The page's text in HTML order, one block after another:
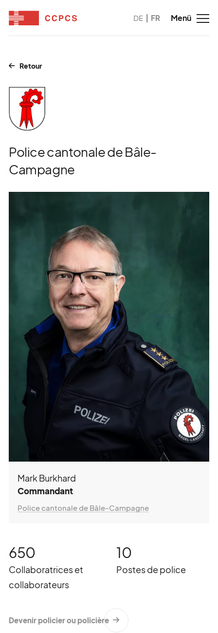
+41 (0)31 512 87 20
DE FR
Retour
Police cantonale de Bâle-
Campagne
Mark Burkhard
Commandant
Police cantonale de Bâle-Campagne
Collaboratrices et
collaborateurs
650
Postes de police
10
Devenir policier ou policière